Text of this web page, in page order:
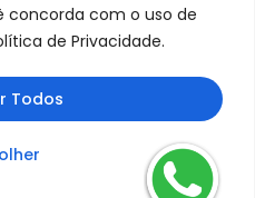
concorda com o uso de
de Privacidade.
Todos